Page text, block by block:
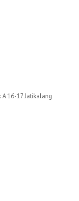
16-17 Jatikalang